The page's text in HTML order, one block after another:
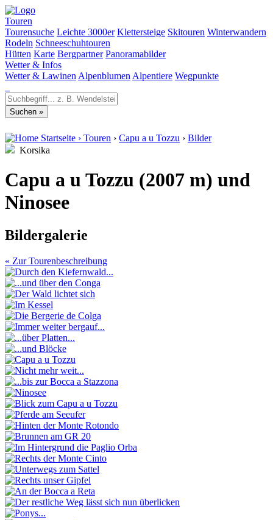
Touren
Tourensuche Leichte 3000er Klettersteige Skitouren Winterwandern
Rodeln Schneeschuhtouren
Hütten Karte Bergpartner Panoramabilder
Wetter & Infos
Wetter & Lawinen Alpenblumen Alpentiere Wegpunkte
Startseite › Touren › Capu a u Tozzu › Bilder
Korsika
Capu a u Tozzu (2007 m) und
Ninosee
Bildergalerie
« Zur Tourenbeschreibung